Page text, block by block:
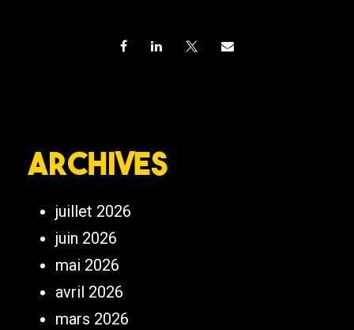
Archives
juillet 2026
juin 2026
mai 2026
avril 2026
mars 2026